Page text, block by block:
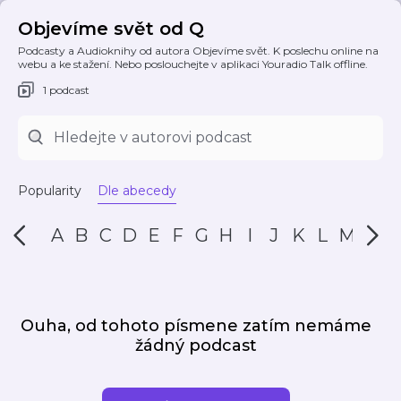
Objevíme svět od Q
Podcasty a Audioknihy od autora Objevíme svět. K poslechu online na
webu a ke stažení. Nebo poslouchejte v aplikaci Youradio Talk offline.
1 podcast
Popularity Dle abecedy
A B C D E F G H I J K L M N
Ouha, od tohoto písmene zatím nemáme
žádný podcast